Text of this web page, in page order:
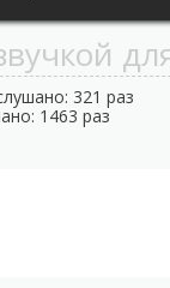
321 раз
1463 раз